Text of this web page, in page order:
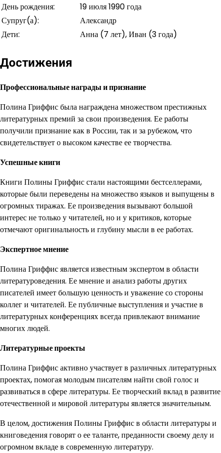
День рождения:
19 июля 1990 года
Супруг(а):
Александр
Дети:
Анна (7 лет), Иван (3 года)
Достижения
Профессиональные награды и признание
Полина Гриффис была награждена множеством престижных
литературных премий за свои произведения. Ее работы
получили признание как в России, так и за рубежом, что
свидетельствует о высоком качестве ее творчества.
Успешные книги
Книги Полины Гриффис стали настоящими бестселлерами,
которые были переведены на множество языков и выпущены в
огромных тиражах. Ее произведения вызывают большой
интерес не только у читателей, но и у критиков, которые
отмечают оригинальность и глубину мысли в ее работах.
Экспертное мнение
Полина Гриффис является известным экспертом в области
литературоведения. Ее мнение и анализ работы других
писателей имеет большую ценность и уважение со стороны
коллег и читателей. Ее публичные выступления и участие в
литературных конференциях всегда привлекают внимание
многих людей.
Литературные проекты
Полина Гриффис активно участвует в различных литературных
проектах, помогая молодым писателям найти свой голос и
развиваться в сфере литературы. Ее творческий вклад в развитие
отечественной и мировой литературы является значительным.
В целом, достижения Полины Гриффис в области литературы и
книговедения говорят о ее таланте, преданности своему делу и
огромном вкладе в современную литературу.